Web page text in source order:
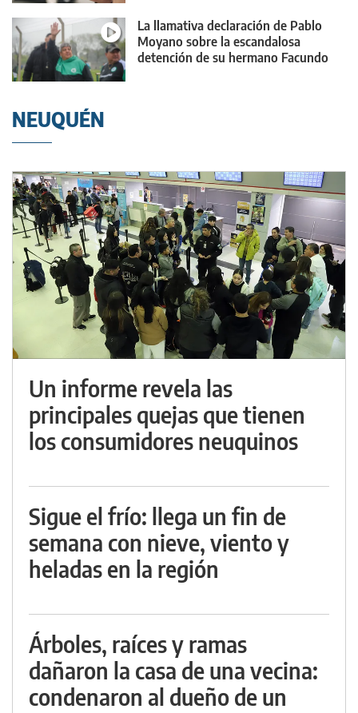
La llamativa declaración de Pablo
Moyano sobre la escandalosa
detención de su hermano Facundo
NEUQUÉN
Un informe revela las
principales quejas que tienen
los consumidores neuquinos
Sigue el frío: llega un fin de
semana con nieve, viento y
heladas en la región
Árboles, raíces y ramas
dañaron la casa de una vecina:
condenaron al dueño de un